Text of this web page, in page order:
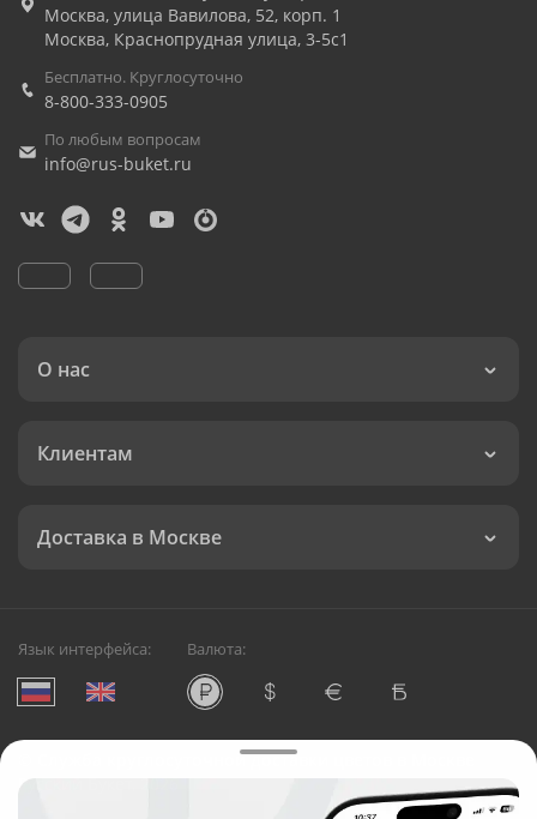
Москва, улица Вавилова, 52, корп. 1
Москва, Краснопрудная улица, 3-5с1
Бесплатно. Круглосуточно
8-800-333-0905
По любым вопросам
info@rus-buket.ru
О нас
Клиентам
Доставка в Москве
Язык интерфейса: Валюта:
Служба круглосуточной доставки цветов в Москве
Русский Букет, 2026